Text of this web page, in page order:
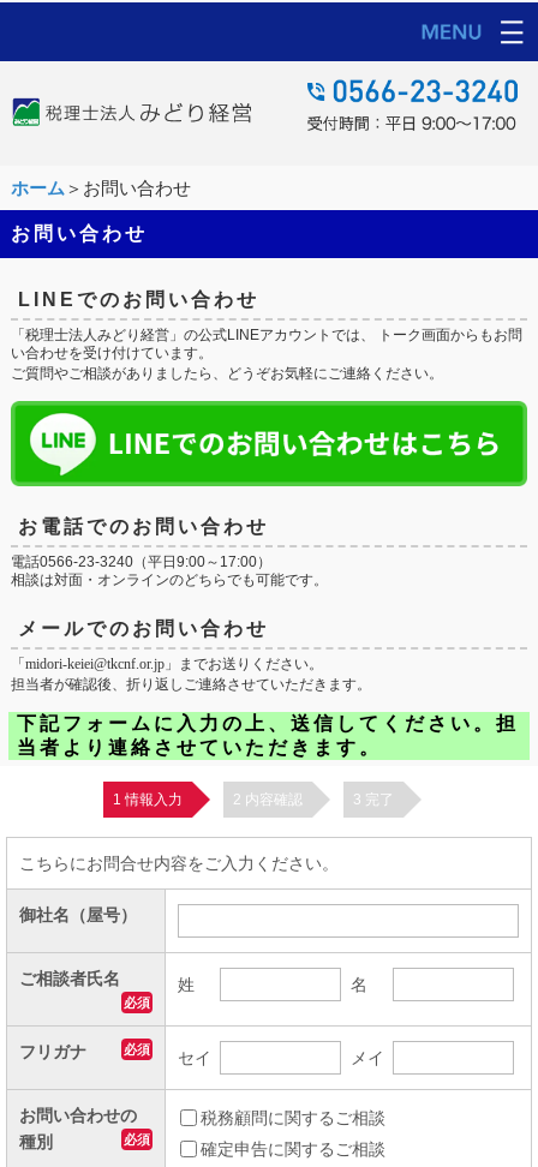
ホーム ＞お問い合わせ
お問い合わせ
LINEでのお問い合わせ
「税理士法人みどり経営」の公式LINEアカウントでは、 トーク画面からもお問
い合わせを受け付けています。
ご質問やご相談がありましたら、どうぞお気軽にご連絡ください。
お電話でのお問い合わせ
電話0566-23-3240（平日9:00～17:00）
相談は対面・オンラインのどちらでも可能です。
メールでのお問い合わせ
「midori-keiei@tkcnf.or.jp」までお送りください。
担当者が確認後、折り返しご連絡させていただきます。
下記フォームに入力の上、送信してください。担
当者より連絡させていただきます。